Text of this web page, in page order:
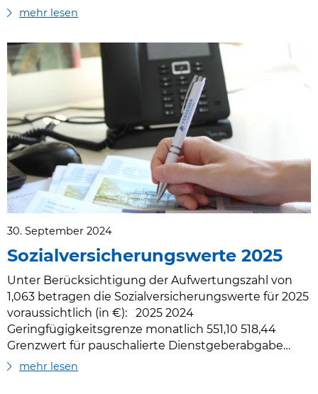
Finanzamt und Sozialversicherungsanstalt
Gesellschafter-Geschäftsführer in die GSVG-
Beitragsgrundlage nach § 25 Abs. 1 GSVG
miteinbezogen. Folgende Daten aus der
Kapitalertragsteueranmeldung werden der SVS
elektronisch vom Finanzamt zur Verfügung gestellt:
Sozialversicherungsnummer des GSVG-pflichtigen
Gesellschafter-Geschäftsführers, Name des GSVG-
pfli…
mehr lesen
30. September 2024
Sozialversicherungswerte 2025
Unter Berücksichtigung der Aufwertungszahl von
1,063 betragen die Sozialversicherungswerte für 2025
voraussichtlich (in €): 2025 2024
Geringfügigkeitsgrenze monatlich 551,10 518,44
Grenzwert für pauschalierte Dienstgeberabgabe
monatlich 826,65 777,66 Höchstbeitragsgrundlage
mehr lesen